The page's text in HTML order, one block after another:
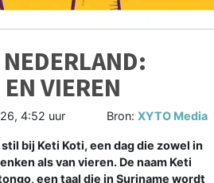
VIEREN
4:52 uur Bron: XYTO Media
bij Keti Koti, een dag die zowel in
als van vieren. De naam Keti
een taal die in Suriname wordt